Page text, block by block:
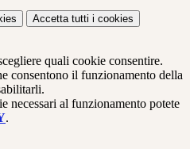
Accetta tutti i cookies
quali cookie consentire.
consentono il funzionamento della
necessari al funzionamento potete
.